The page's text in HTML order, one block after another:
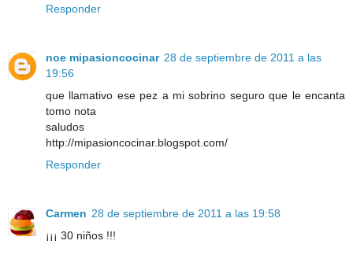
Responder
noe mipasioncocinar 28 de septiembre de 2011 a las
19:56
que llamativo ese pez a mi sobrino seguro que le encanta
tomo nota
saludos
http://mipasioncocinar.blogspot.com/
Responder
Carmen 28 de septiembre de 2011 a las 19:58
¡¡¡ 30 niños !!!